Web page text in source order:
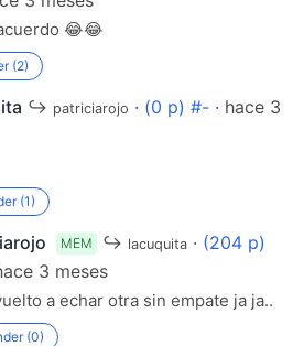
😂😂
(2)
↪ patriciarojo · (0 p) #-· hace 3
(1)
MEM ↪ lacuquita · (204 p)
3 meses
a echar otra sin empate ja ja..
(0)